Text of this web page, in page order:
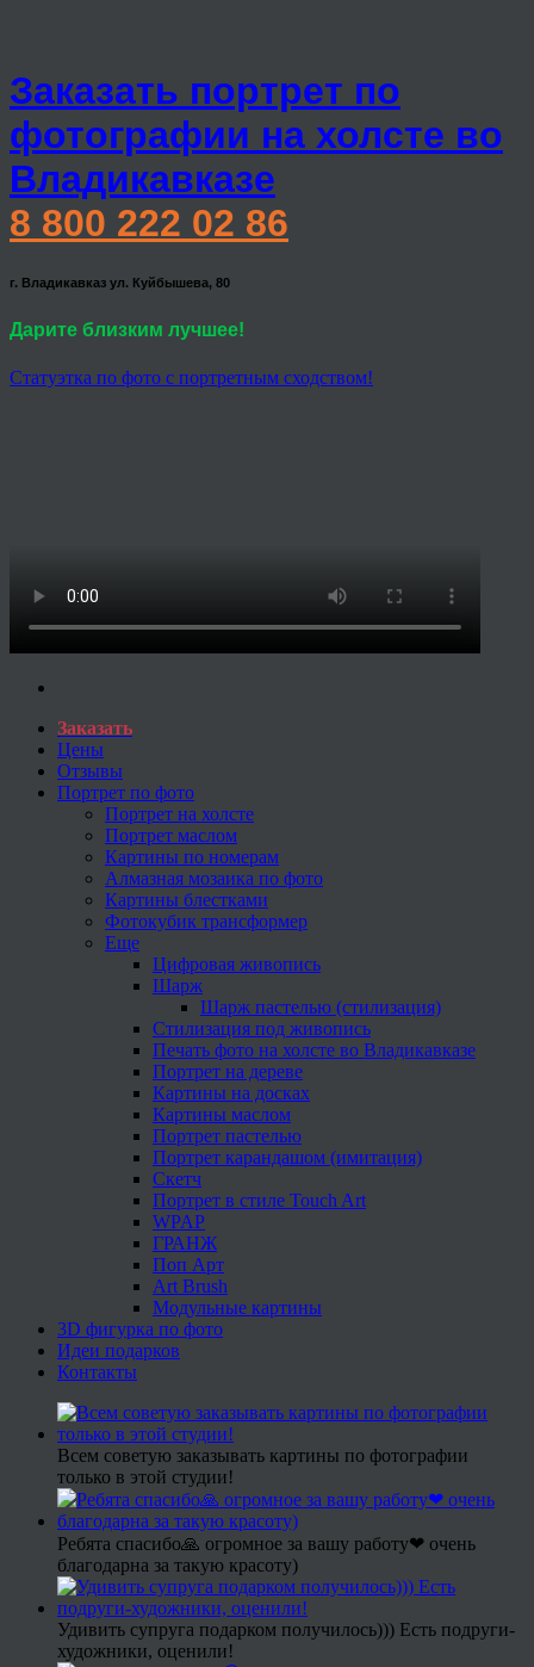
Заказать портрет по
фотографии на холсте во
Владикавказе
8 800 222 02 86
г. Владикавказ ул. Куйбышева, 80
Дарите близким лучшее!
Статуэтка по фото с портретным сходством!
Заказать
Цены
Отзывы
Портрет по фото
Портрет на холсте
Портрет маслом
Картины по номерам
Алмазная мозаика по фото
Картины блестками
Фотокубик трансформер
Еще
Цифровая живопись
Шарж
Шарж пастелью (стилизация)
Стилизация под живопись
Печать фото на холсте во Владикавказе
Портрет на дереве
Картины на досках
Картины маслом
Портрет пастелью
Портрет карандашом (имитация)
Скетч
Портрет в стиле Touch Art
WPAP
ГРАНЖ
Поп Арт
Art Brush
Модульные картины
3D фигурка по фото
Идеи подарков
Контакты
Всем советую заказывать картины по фотографии
только в этой студии!
Ребята спасибо🙏 огромное за вашу работу❤ очень
благодарна за такую красоту)
Удивить супруга подарком получилось))) Есть подруги-
художники, оценили!